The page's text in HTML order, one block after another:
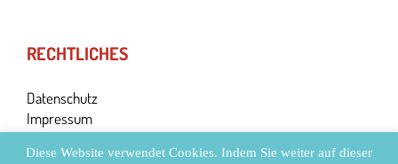
RECHTLICHES
Datenschutz
Impressum
Diese Website verwendet Cookies. Indem Sie weiter auf dieser